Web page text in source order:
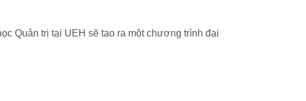
Quản trị tại UEH sẽ tạo ra một chương trình đại